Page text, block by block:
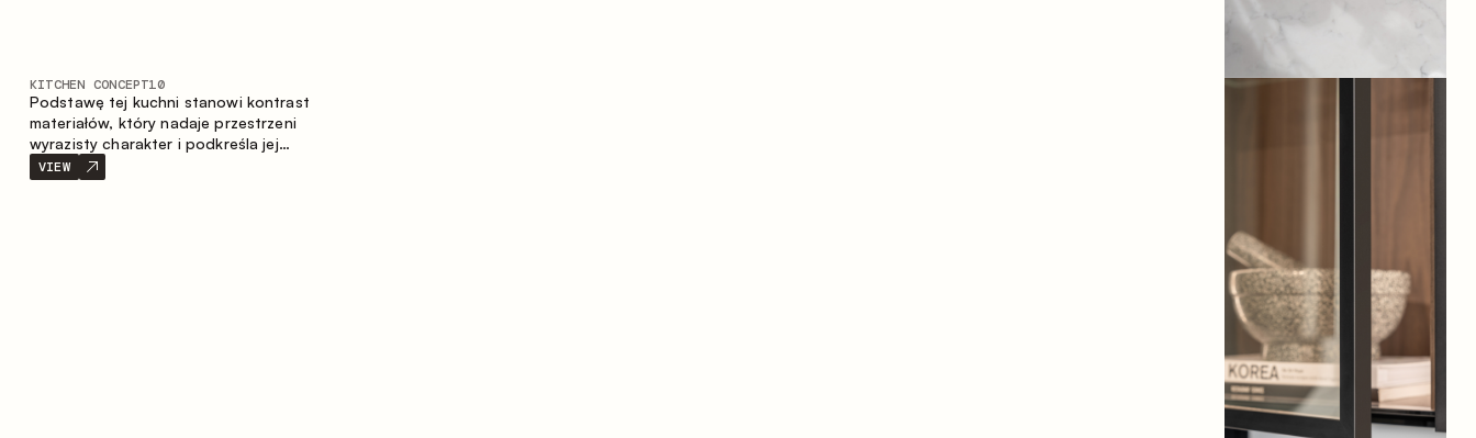
KITCHEN CONCEPT10
Podstawę tej kuchni stanowi kontrast
materiałów, który nadaje przestrzeni
wyrazisty charakter i podkreśla jej
indywidualność. Drewno, metal i szkło
tworzą spójną, zrównoważoną
VIEW